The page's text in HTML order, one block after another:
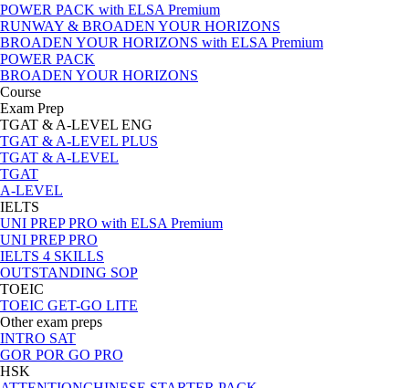
POWER PACK with ELSA Premium
RUNWAY & BROADEN YOUR HORIZONS
BROADEN YOUR HORIZONS with ELSA Premium
POWER PACK
BROADEN YOUR HORIZONS
Course
Exam Prep
TGAT & A-LEVEL ENG
TGAT & A-LEVEL PLUS
TGAT & A-LEVEL
TGAT
A-LEVEL
IELTS
UNI PREP PRO with ELSA Premium
UNI PREP PRO
IELTS 4 SKILLS
OUTSTANDING SOP
TOEIC
TOEIC GET-GO LITE
Other exam preps
INTRO SAT
GOR POR GO PRO
HSK